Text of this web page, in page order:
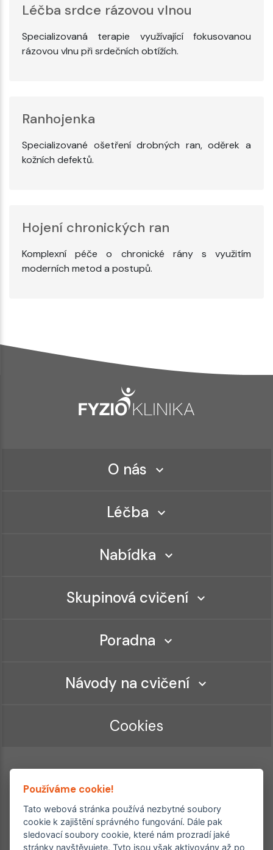
Léčba srdce rázovou vlnou
Specializovaná terapie využívající fokusovanou
rázovou vlnu při srdečních obtížích.
Ranhojenka
Specializované ošetření drobných ran, oděrek a
kožních defektů.
Hojení chronických ran
Komplexní péče o chronické rány s využitím
moderních metod a postupů.
O nás
Léčba
Nabídka
Skupinová cvičení
Poradna
Návody na cvičení
Cookies
Ordinace roku
Rehabilitační ordinace
Používáme cookie!
Tato webová stránka používá nezbytné soubory
cookie k zajištění správného fungování. Dále pak
sledovací soubory cookie, které nám prozradí jaké
stránky navštěvujete. Tyto jsou však aktivovány až po